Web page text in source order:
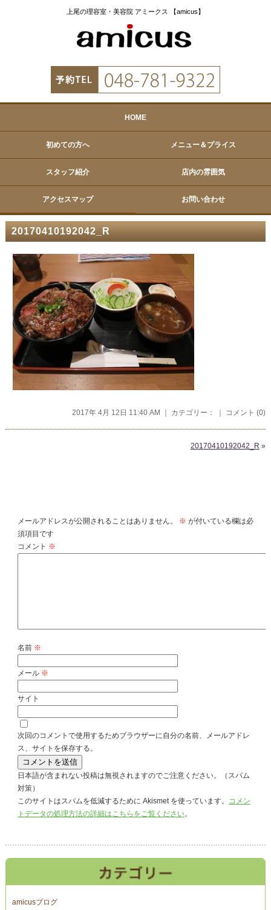
上尾の理容室・美容院 アミークス 【amicus】
HOME
初めての方へ メニュー＆プライス
スタッフ紹介 店内の雰囲気
アクセスマップ お問い合わせ
20170410192042_R
2017年 4月 12日 11:40 AM ｜ カテゴリー： ｜ コメント (0)
20170410192042_R »
メールアドレスが公開されることはありません。 ※ が付いている欄は必
須項目です
コメント ※
名前 ※
メール ※
サイト
次回のコメントで使用するためブラウザーに自分の名前、メールアドレ
ス、サイトを保存する。
日本語が含まれない投稿は無視されますのでご注意ください。（スパム
対策）
このサイトはスパムを低減するために Akismet を使っています。 コメン
トデータの処理方法の詳細はこちらをご覧ください。
amicusブログ